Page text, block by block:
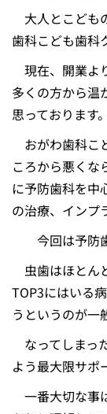
大人とこども
歯科こども歯科
現在、開業よ
多くの方から温
思っております。
おがわ歯科こ
ころから悪くな
に予防歯科を中
の治療、インプ
今回は予防歯
虫歯はほとん
TOP3にはいる
うというのが一
なってしまっ
よう最大限サポ
一番大切な事